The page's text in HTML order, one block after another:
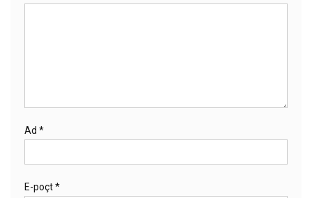
Ad *
E-poçt*